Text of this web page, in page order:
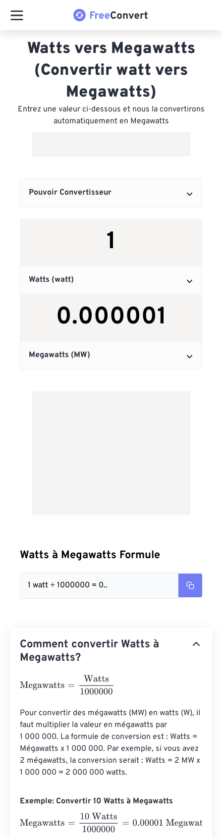
Watts vers Megawatts
(Convertir watt vers
Megawatts)
Entrez une valeur ci-dessous et nous la convertirons
automatiquement en Megawatts
Watts à Megawatts Formule
1 watt ÷ 1000000 = 0..
Comment convertir Watts à
Megawatts?
Megawatts = 1000000
Pour convertir des mégawatts (MW) en watts (W), il
faut multiplier la valeur en mégawatts par
1 000 000. La formule de conversion est : Watts =
Mégawatts x 1 000 000. Par exemple, si vous avez
2 mégawatts, la conversion serait : Watts = 2 MW x
1 000 000 = 2 000 000 watts.
Exemple: Convertir 10 Watts à Megawatts
Megawatts = 10 Watts1000000 0.00001 Megawatts